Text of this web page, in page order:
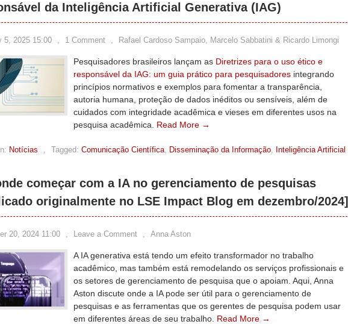
da Inteligência Artificial Generativa (IAG)
5, 2025 15:00 , 1 Comment , Rafael Cardoso Sampaio, Marcelo Sabbatini & Ricardo Limongi
Pesquisadores brasileiros lançam as Diretrizes para o uso ético e
responsável da IAG: um guia prático para pesquisadores integrando
princípios normativos e exemplos para fomentar a transparência,
autoria humana, proteção de dados inéditos ou sensíveis, além de
cuidados com integridade acadêmica e vieses em diferentes usos na
pesquisa acadêmica. Read More →
Notícias , Tagged: Comunicação Científica, Disseminação da Informação, Inteligência Artificial
começar com a IA no gerenciamento de pesquisas
originalmente no LSE Impact Blog em dezembro/2024]
20, 2024 11:00 , Leave a Comment , Anna Aston
A IA generativa está tendo um efeito transformador no trabalho
acadêmico, mas também está remodelando os serviços profissionais e
os setores de gerenciamento de pesquisa que o apoiam. Aqui, Anna
Aston discute onde a IA pode ser útil para o gerenciamento de
pesquisas e as ferramentas que os gerentes de pesquisa podem usar
em diferentes áreas de seu trabalho. Read More →